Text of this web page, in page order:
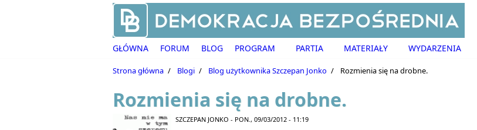
GŁÓWNA FORUM BLOG PROGRAM PARTIA MATERIAŁY WYDARZENIA
Strona główna / Blogi / Blog użytkownika Szczepan Jonko / Rozmienia się na drobne.
Rozmienia się na drobne.
SZCZEPAN JONKO - PON., 09/03/2012 - 11:19